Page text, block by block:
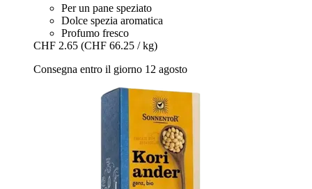
Per un pane speziato
Dolce spezia aromatica
Profumo fresco
CHF 2.65 (CHF 66.25 / kg)
Consegna entro il giorno 12 agosto